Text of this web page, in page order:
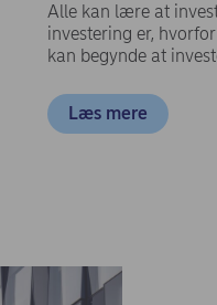
Alle kan lære at
investering er,
kan begynde at
Læs mere (opens